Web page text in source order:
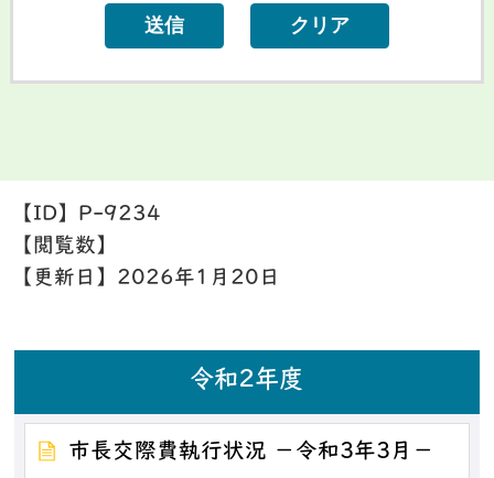
【ID】 P-9234
【閲覧数】
【更新日】 2026年1月20日
令和2年度
市長交際費執行状況 －令和3年3月－